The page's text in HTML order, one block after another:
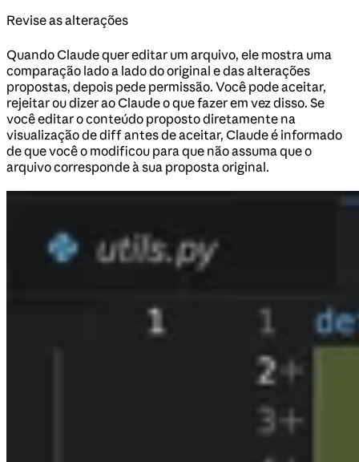
Revise as alterações
Quando Claude quer editar um arquivo, ele mostra uma
comparação lado a lado do original e das alterações
propostas, depois pede permissão. Você pode aceitar,
rejeitar ou dizer ao Claude o que fazer em vez disso. Se
você editar o conteúdo proposto diretamente na
visualização de diff antes de aceitar, Claude é informado
de que você o modificou para que não assuma que o
arquivo corresponde à sua proposta original.